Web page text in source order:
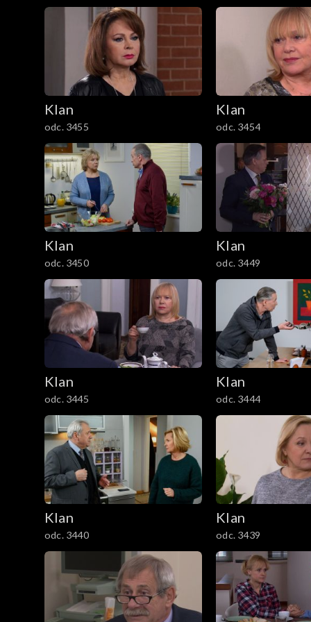
1101–1200
1001–1100
901–1000
801–900
701–800
601–700
501–600
401–500
301–400
201–300
101–200
1–100
Klan
odc. 3455
Klan
odc. 3454
Klan
odc. 3450
Klan
odc. 3449
Klan
odc. 3445
Klan
odc. 3444
Klan
odc. 3440
Klan
odc. 3439